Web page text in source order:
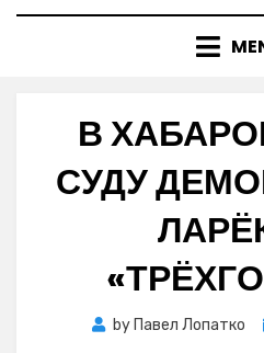
В
СУДУ
by Павел Лопатко